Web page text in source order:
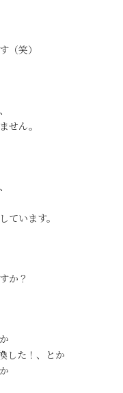
（笑）
せん。
ています。
か？
した！、とか